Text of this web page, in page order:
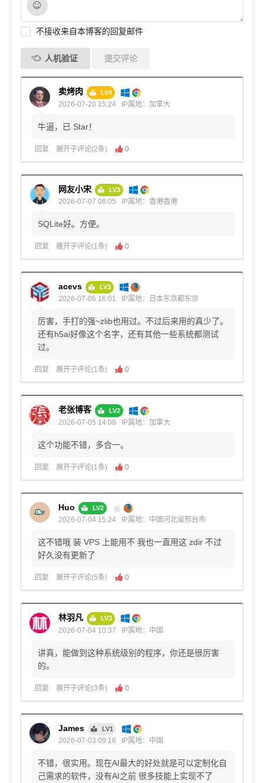
不接收来自本博客的回复邮件
人机验证 提交评论
卖烤肉 LV4
2026-07-20 15:24 IP属地：加拿大
牛逼，已 Star！
回复 展开子评论(2条) 0
网友小宋 LV3
2026-07-07 06:05 IP属地：香港香港
SQLite好。方便。
回复 展开子评论(1条) 0
acevs LV3
2026-07-06 16:01 IP属地：日本东京都东京
厉害，手打的强~zlib也用过。不过后来用的真少了。
还有h5ai好像这个名字，还有其他一些系统都测试
过。
回复 展开子评论(1条) 0
老张博客 LV2
2026-07-05 14:08 IP属地：加拿大
这个功能不错，多合一。
回复 展开子评论(1条) 0
Huo LV2
2026-07-04 15:24 IP属地：中国河北省邢台市
这不错哦 装 VPS 上能用不 我也一直用这 zdir 不过
好久没有更新了
回复 展开子评论(5条) 0
林羽凡 LV3
2026-07-04 10:37 IP属地：中国
讲真，能做到这种系统级别的程序，你还是很厉害
的。
回复 展开子评论(3条) 0
James LV1
2026-07-03 09:18 IP属地：中国
不错，很实用。现在AI最大的好处就是可以定制化自
己需求的软件，没有AI之前 很多技能上实现不了